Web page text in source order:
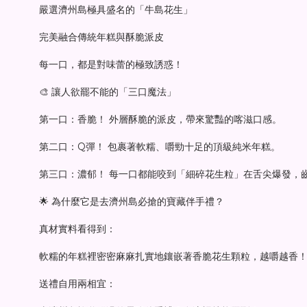
嚴選濟州島極具盛名的「牛島花生」
完美融合傳統年糕與酥脆派皮
每一口，都是對味蕾的極致誘惑！
🎨 讓人欲罷不能的「三口魔法」
第一口：香脆！ 外層酥脆的派皮，帶來驚豔的喀滋口感。
第二口：Q彈！ 包裹著軟糯、嚼勁十足的頂級純米年糕。
第三口：濃郁！ 每一口都能咬到「細碎花生粒」在舌尖爆發，
🌟 為什麼它是去濟州島必搶的寶藏伴手禮？
真材實料看得到：
軟糯的年糕裡密密麻麻扎實地鑲嵌著香脆花生顆粒，越嚼越香！
送禮自用兩相宜：